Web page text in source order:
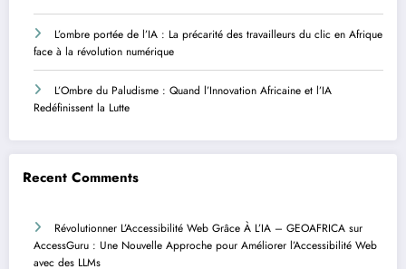
L’ombre portée de l’IA : La précarité des travailleurs du clic en Afrique
face à la révolution numérique
L’Ombre du Paludisme : Quand l’Innovation Africaine et l’IA
Redéfinissent la Lutte
Recent Comments
Révolutionner L’Accessibilité Web Grâce À L’IA – GEOAFRICA sur
AccessGuru : Une Nouvelle Approche pour Améliorer l’Accessibilité Web
avec des LLMs